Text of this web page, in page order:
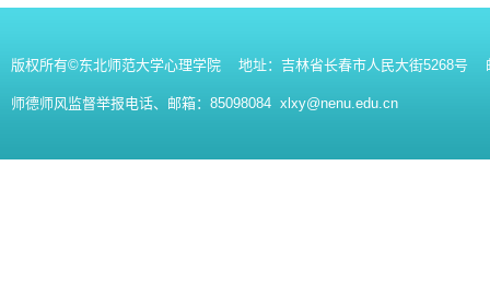
版权所有©东北师范大学心理学院 地址：吉林省长春市人民大街5268号
师德师风监督举报电话、邮箱：85098084 xlxy@nenu.edu.cn